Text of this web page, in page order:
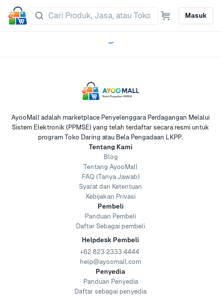
Masuk
AyooMall adalah marketplace Penyelenggara Perdagangan Melalui
Sistem Elektronik (PPMSE) yang telah terdaftar secara resmi untuk
program Toko Daring atau Bela Pengadaan LKPP.
Tentang Kami
Blog
Tentang AyooMall
FAQ (Tanya Jawab)
Syarat dan Ketentuan
Kebijakan Privasi
Pembeli
Panduan Pembeli
Daftar Sebagai pembeli
Helpdesk Pembeli
+62 823 2333 4444
help@ayoomall.com
Penyedia
Panduan Penyedia
Daftar sebagai penyedia